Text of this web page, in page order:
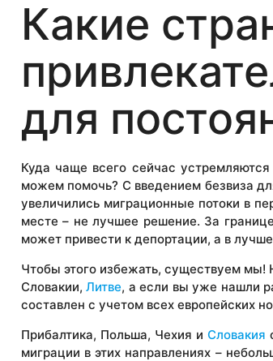
Какие
для
Куда чаще всего сейчас
можем помочь? С введением безвиза
увеличились миграционные потоки в
месте – не лучшее решение. За
может привести к депортации, а в
Чтобы этого избежать, существуем мы!
Словакии,Литве, а если вы уже нашли
составлен с учетом всех европейских
Прибалтика, Польша, Чехия и Словакия
миграции в этих направлениях –